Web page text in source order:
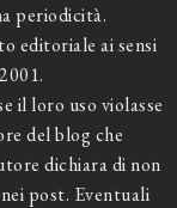
periodicità.
editoriale ai sensi
il loro uso violasse
del blog che
dichiara di non
post. Eventuali